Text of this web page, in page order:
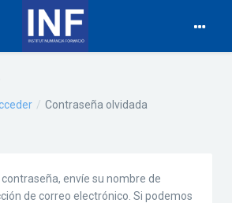
Contraseña olvidada
envíe su nombre de
de correo electrónico. Si podemos